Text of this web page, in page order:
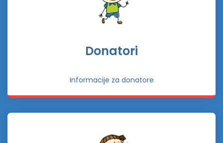
Donatori
Informacije za donatore